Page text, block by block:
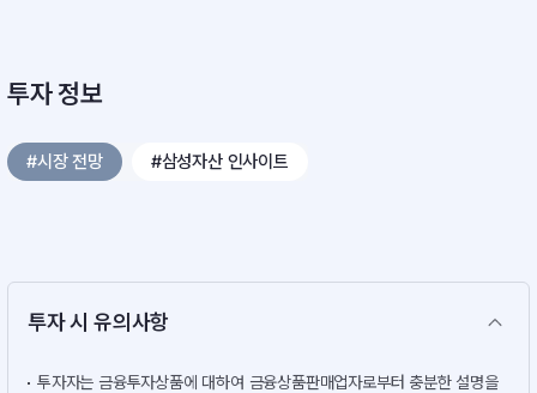
투자 정보
#시장 전망 #삼성자산 인사이트
투자 시 유의사항
투자자는 금융투자상품에 대하여 금융상품판매업자로부터 충분한 설명을